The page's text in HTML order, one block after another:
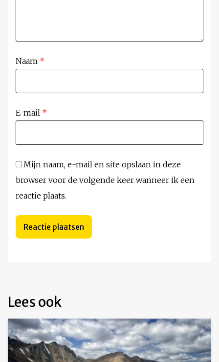
Naam *
E-mail *
Mijn naam, e-mail en site opslaan in deze
browser voor de volgende keer wanneer ik een
reactie plaats.
Lees ook